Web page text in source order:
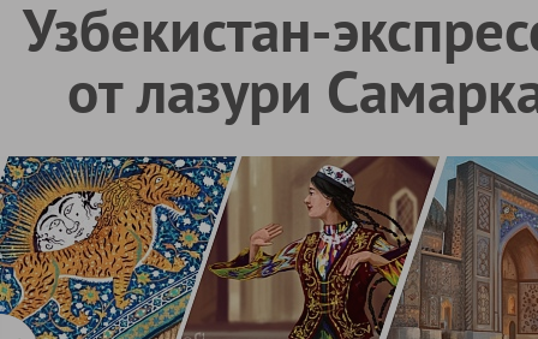
Узбекистан-
от лазури